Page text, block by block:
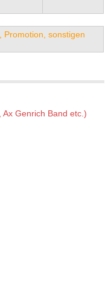
Promotion, sonstigen
Ax Genrich Band etc.)